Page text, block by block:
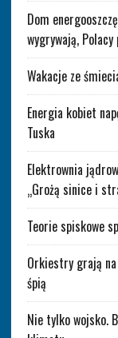
Dom
wygrywają, Polacy
Wakacje ze
Energia kobiet
Tuska
Elektrownia
„Grożą sinice i
Teorie spiskowe
Orkiestry grają
śpią
Nie tylko wojsko.